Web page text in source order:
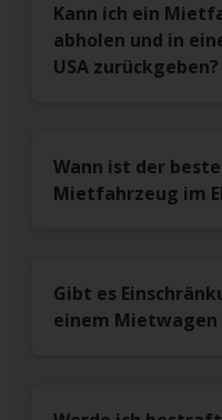
Kann ich ein
abholen und in
USA zurückgeben?
Wann ist der
Mietfahrzeug im
Gibt es
einem Mietwagen